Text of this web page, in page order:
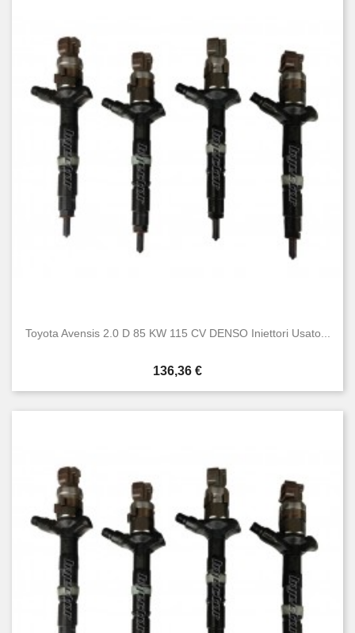
Toyota Avensis 2.0 D 85 KW 115 CV DENSO Iniettori Usato...
Prezzo
136,36 €